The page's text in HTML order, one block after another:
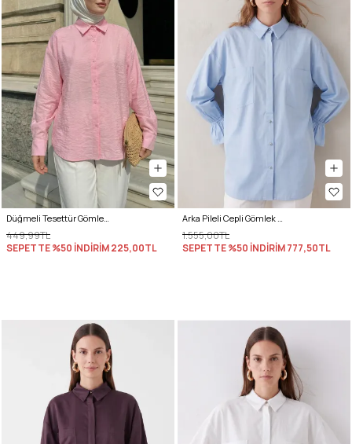
Düğmeli Tesettür Gömlek 612137 - PEMBE
449,99TL
SEPETTE %50 İNDİRİM225,00TL
Arka Pileli Cepli Gömlek Y0147 - BEBE MAVİSİ
1.555,00TL
SEPETTE %50 İNDİRİM777,50TL